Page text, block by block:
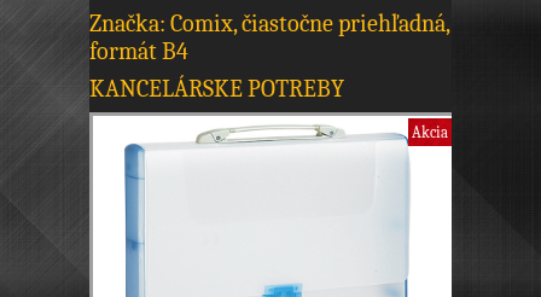
Značka: Comix, čiastočne priehľadná,
formát B4
KANCELÁRSKE POTREBY
Akcia